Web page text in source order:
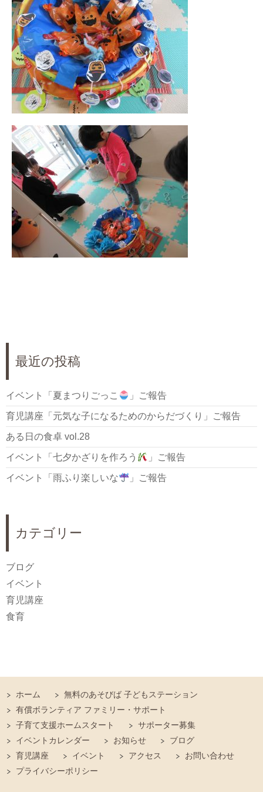
最近の投稿
イベント「夏まつりごっこ 」ご報告
育児講座「元気な子になるためのからだづくり」ご報告
ある日の食卓 vol.28
イベント「七夕かざりを作ろう 」ご報告
イベント「雨ふり楽しいな 」ご報告
カテゴリー
ブログ
イベント
育児講座
食育
ホーム
無料のあそびば 子どもステーション
有償ボランティア ファミリー・サポート
子育て支援ホームスタート
サポーター募集
イベントカレンダー
お知らせ
ブログ
育児講座
イベント アクセス
お問い合わせ
プライバシーポリシー